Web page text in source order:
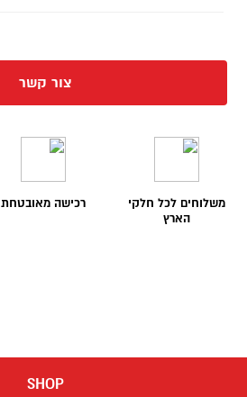
צור קשר
משלוחים לכל חלקי
הארץ
רכישה מאובטחת
SHOP